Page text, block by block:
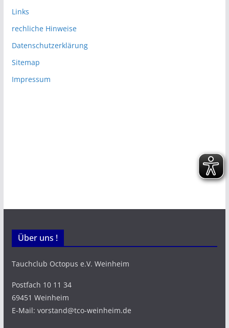
Links
rechliche Hinweise
Datenschutzerklärung
Sitemap
Impressum
Über uns !
Tauchclub Octopus e.V. Weinheim
Postfach 10 11 34
69451 Weinheim
E-Mail: vorstand@tco-weinheim.de